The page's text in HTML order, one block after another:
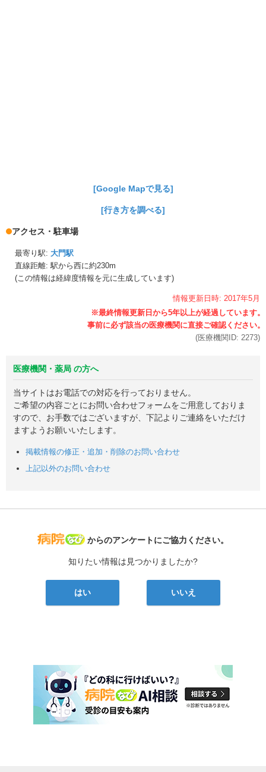
[Google Mapで見る]
[行き方を調べる]
アクセス・駐車場
最寄り駅: 大門駅
直線距離: 駅から西に約230m
(この情報は経緯度情報を元に生成しています)
情報更新日時: 2017年5月
(医療機関ID: 2273)
医療機関・薬局 の方へ
当サイトはお電話での対応を行っておりません。
ご希望の内容ごとにお問い合わせフォームをご用意しておりま
すので、お手数ではございますが、下記よりご連絡をいただけ
ますようお願いいたします。
掲載情報の修正・追加・削除のお問い合わせ
上記以外のお問い合わせ
病院なび
からのアンケートにご協力ください。
知りたい情報は見つかりましたか?
はい いいえ